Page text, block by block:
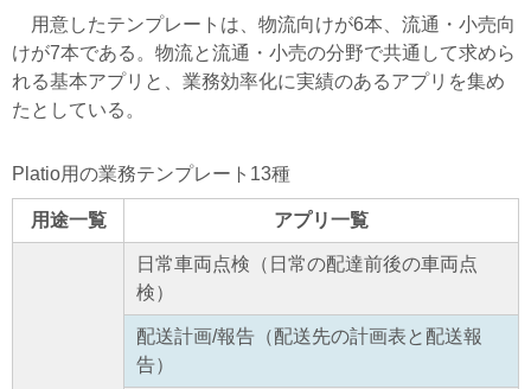
用意したテンプレートは、物流向けが6本、流通・小売向
けが7本である。物流と流通・小売の分野で共通して求めら
れる基本アプリと、業務効率化に実績のあるアプリを集め
たとしている。
Platio用の業務テンプレート13種
用途一覧 アプリ一覧
日常車両点検（日常の配達前後の車両点
検）
配送計画/報告（配送先の計画表と配送報
告）